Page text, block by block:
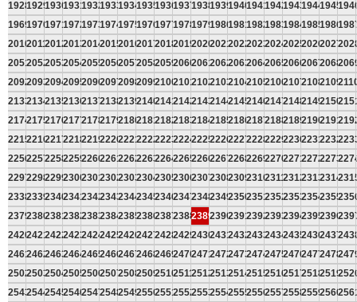
192819291930193119321933193419351936193719381939194019411942194319441945
196919701971197219731974197519761977197819791980198119821983198419851986
201020112012201320142015201620172018201920202021202220232024202520262027
205120522053205420552056205720582059206020612062206320642065206620672068
209220932094209520962097209820992100210121022103210421052106210721082109
213321342135213621372138213921402141214221432144214521462147214821492150
217421752176217721782179218021812182218321842185218621872188218921902191
221522162217221822192220222122222223222422252226222722282229223022312232
225622572258225922602261226222632264226522662267226822692270227122722273
229722982299230023012302230323042305230623072308230923102311231223132314
233823392340234123422343234423452346234723482349235023512352235323542355
237923802381238223832384238523862387238823892390239123922393239423952396
242024212422242324242425242624272428242924302431243224332434243524362437
246124622463246424652466246724682469247024712472247324742475247624772478
250225032504250525062507250825092510251125122513251425152516251725182519
254325442545254625472548254925502551255225532554255525562557255825592560